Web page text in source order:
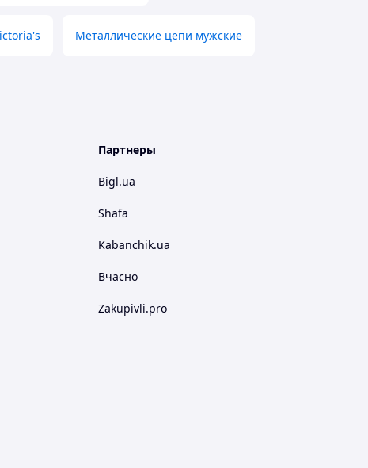
Металлические цепи мужские
Партнеры
Bigl.ua
Shafa
Kabanchik.ua
Вчасно
Zakupivli.pro